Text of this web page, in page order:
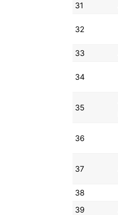
31
32
33
34
35
36
37
38
39